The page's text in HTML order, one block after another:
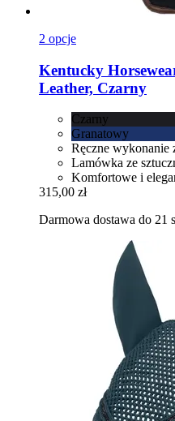
2 opcje
Kentucky
Leather, Czarny
Czarny
Granatowy
Ręczne wykonanie
Lamówka ze
Komfortowe i
315,00 zł
Darmowa dostawa do 21